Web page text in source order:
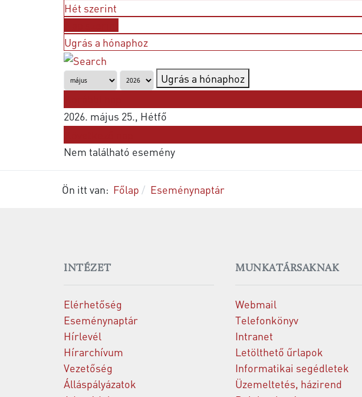
Hét szerint
Ugrás a hónaphoz
Ugrás a hónaphoz
2026. május 25., Hétfő
Nem található esemény
Ön itt van: Főlap Eseménynaptár
INTÉZET
Elérhetőség
Eseménynaptár
Hírlevél
Hírarchívum
Vezetőség
Álláspályázatok
MUNKATÁRSAKNAK
Webmail
Telefonkönyv
Intranet
Letölthető űrlapok
Informatikai segédletek
Üzemeltetés, házirend